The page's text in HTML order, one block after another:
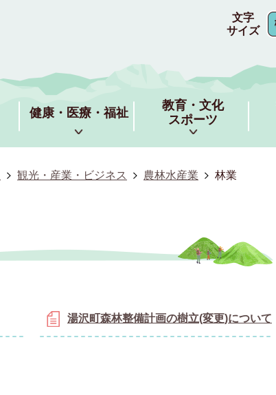
文字
サイズ
健康・医療・福祉
教育・文化
スポーツ
観光・産業・ビジネス 農林水産業 林業
湯沢町森林整備計画の樹立(変更)について